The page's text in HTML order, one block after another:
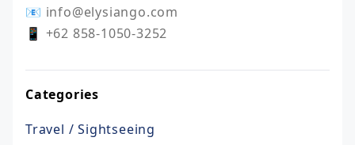
📧 info@elysiango.com
📱 +62 858-1050-3252
Categories
Travel / Sightseeing